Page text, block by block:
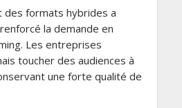
des formats hybrides a
la demande en
Les entreprises
toucher des audiences à
une forte qualité de